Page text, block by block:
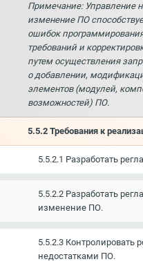
Примечание: Управление
изменение ПО
ошибок
требований и
путем осуществления
о добавлении,
элементов (модулей,
возможностей) ПО.
5.5.2 Требования к
5.5.2.1 Разработать
5.5.2.2 Разработать
изменение ПО.
5.5.2.3
недостатками ПО.